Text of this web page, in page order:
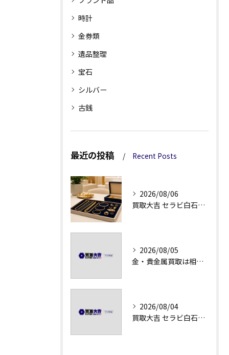
時計
金券類
遺品整理
宝石
シルバー
古銭
最近の投稿 Recent Posts
2026/08/06
買取大吉 セラビ白石店の金・貴金属買取で迷わない強み
2026/08/05
金・貴金属買取は相場急落日こそ査定のポイントを押さえる
2026/08/04
買取大吉 セラビ白石店の金・貴金属買取の流れ